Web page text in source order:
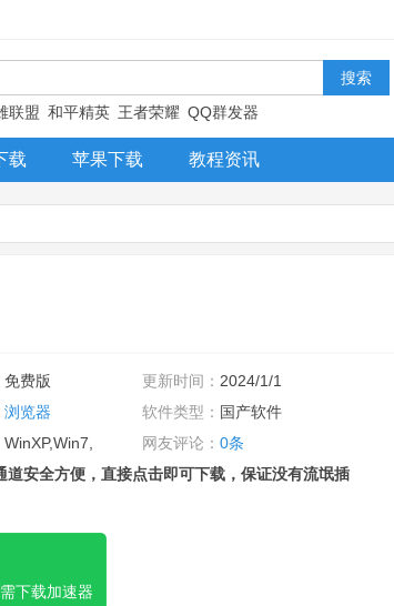
联盟 和平精英 王者荣耀 QQ群发器
载 苹果下载 教程资讯
免费版 更新时间： 2024/1/1
浏览器 软件类型： 国产软件
WinXP,Win7, 网友评论：0条
安全方便，直接点击即可下载，保证没有流氓插
下载加速器